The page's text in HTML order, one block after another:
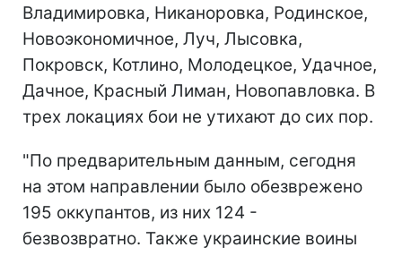
Владимировка, Никаноровка, Родинское,
Новоэкономичное, Луч, Лысовка,
Покровск, Котлино, Молодецкое, Удачное,
Дачное, Красный Лиман, Новопавловка. В
трех локациях бои не утихают до сих пор.
"По предварительным данным, сегодня
на этом направлении было обезврежено
195 оккупантов, из них 124 -
безвозвратно. Также украинские воины